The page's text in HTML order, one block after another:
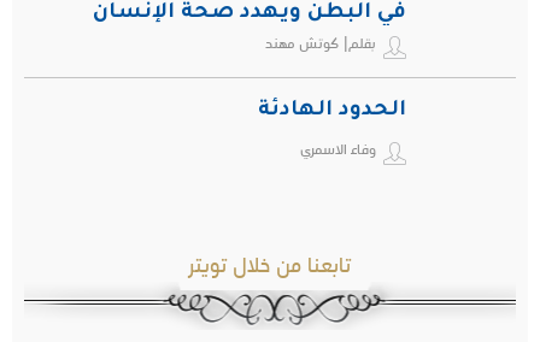
في البطن ويهدد صحة الإنسان
بقلم| كوتش مهند
الحدود الهادئة
وفاء الاسمري
تابعنا من خلال تويتر